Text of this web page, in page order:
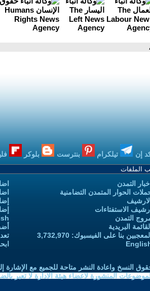
إن تيلكرام بنترست بلوكر
اخبار التمدن
الحوار المتمدن التضامنية
الارشيف
أرشيف الاستفتاءات
التمدن
القائمة البريدية
المعجبين بنا على الفيسبوك: 3,732,970
النسخ واعادة النشر متاحة للجميع مع الإشارة
المنشورة لاعضاء هيئة الادارة لا تعبر